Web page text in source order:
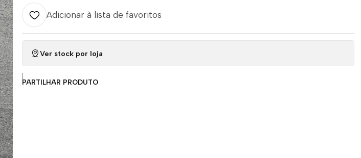
Adicionar à lista de favoritos
Ver stock por loja
|
PARTILHAR PRODUTO